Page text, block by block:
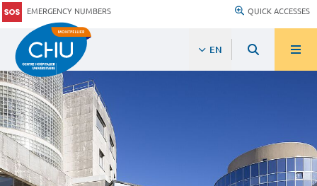
EMERGENCY NUMBERS QUICK ACCESSES
EN